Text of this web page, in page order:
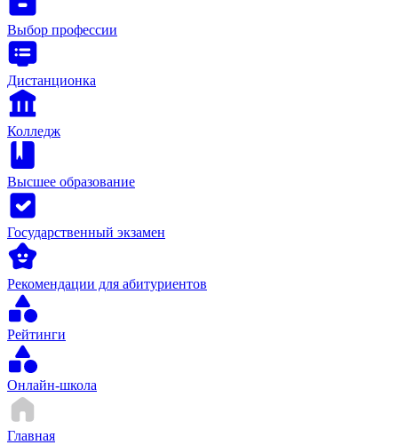
Выбор профессии
Дистанционка
Колледж
Высшее образование
Государственный экзамен
Рекомендации для абитуриентов
Рейтинги
Онлайн-школа
Главная